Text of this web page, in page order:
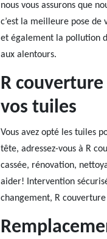
nous vous assurons que
c’est la meilleure pose de
et également la pollution
aux alentours.
R
vos tuiles
Vous avez opté les tuiles
tête, adressez-vous à R
cassée, rénovation,
aider! Intervention
changement, R